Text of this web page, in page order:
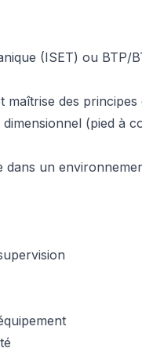
(ISET) ou BTP/
maîtrise des principes
(pied à
dans un